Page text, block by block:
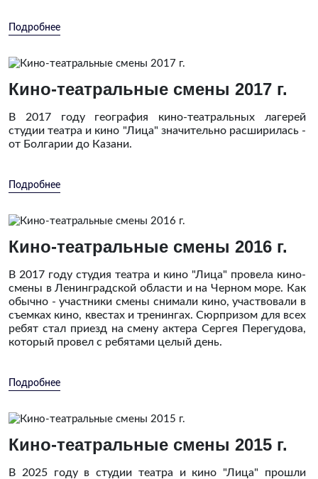
Подробнее
Кино-театральные смены 2017 г.
В 2017 году география кино-театральных лагерей
студии театра и кино "Лица" значительно расширилась -
от Болгарии до Казани.
Подробнее
Кино-театральные смены 2016 г.
В 2017 году студия театра и кино "Лица" провела кино-
смены в Ленинградской области и на Черном море. Как
обычно - участники смены снимали кино, участвовали в
съемках кино, квестах и тренингах. Сюрпризом для всех
ребят стал приезд на смену актера Сергея Перегудова,
который провел с ребятами целый день.
Подробнее
Кино-театральные смены 2015 г.
В 2025 году в студии театра и кино "Лица" прошли